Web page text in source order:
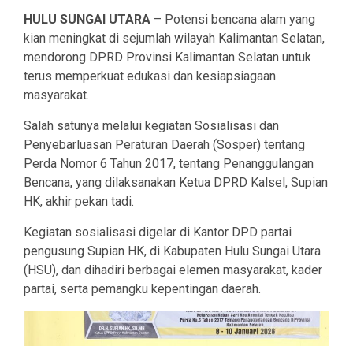
HULU SUNGAI UTARA – Potensi bencana alam yang
kian meningkat di sejumlah wilayah Kalimantan Selatan,
mendorong DPRD Provinsi Kalimantan Selatan untuk
terus memperkuat edukasi dan kesiapsiagaan
masyarakat.
Salah satunya melalui kegiatan Sosialisasi dan
Penyebarluasan Peraturan Daerah (Sosper) tentang
Perda Nomor 6 Tahun 2017, tentang Penanggulangan
Bencana, yang dilaksanakan Ketua DPRD Kalsel, Supian
HK, akhir pekan tadi.
Kegiatan sosialisasi digelar di Kantor DPD partai
pengusung Supian HK, di Kabupaten Hulu Sungai Utara
(HSU), dan dihadiri berbagai elemen masyarakat, kader
partai, serta pemangku kepentingan daerah.